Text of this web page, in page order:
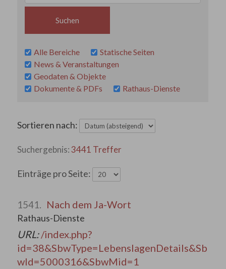
Alle Bereiche
Statische Seiten
News & Veranstaltungen
Geodaten & Objekte
Dokumente & PDFs
Rathaus-Dienste
Sortieren nach:
3441 Treffer
Einträge pro Seite:
1541. Nach dem Ja-Wort
Rathaus-Dienste
URL:/index.php?
id=38&SbwType=LebenslagenDetails&Sb
wId=5000316&SbwMid=1